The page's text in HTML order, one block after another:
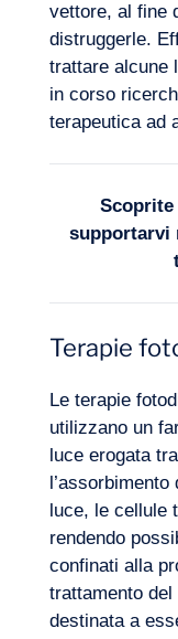
vettore, al fine
distruggerle.
trattare alcune
in corso
terapeutica ad
supportarvi
Terapie
Le terapie
utilizzano un
luce erogata
luce, le cellule
rendendo
confinati alla
trattamento
destinata a